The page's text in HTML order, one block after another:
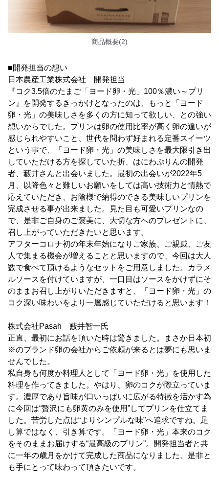
商品概要(2)
■開発担当の想い
日本農産工業株式会社 開発担当
『コク3.5倍のたまご「ヨード卵・光」100％濃い～プリ
ン』を開発するきっかけとなったのは、もっと「ヨード
卵・光」の美味しさを多くの方に知って欲しい、との強い
想いからでした。プリンは卵の使用比率が高く卵の違いが
感じられやすいこと、世代を問わず好まれる定番スイーツ
という事で、「ヨード卵・光」の美味しさを最大限引き出
していただける方を探していた折、はにわぷりんの開発
者、藪井さんと出会いました。最初の出会いが2022年5
月、以降色々と難しいお願いをしては高い技術力と情熱で
応えていただき、お陰様で納得のできる美味しいプリンを
完成させる事が出来ました。見た目も可愛いプリンなの
で、是非ご自身のご褒美に、大切な方へのプレゼントに、
召し上がっていただきたいと思います。
アフターコロナ初の年末年始になりご家族、ご親戚、ご友
人で集まる機会が増えることと思いますので、今回は大人
数で食べて頂けるようなセットをご用意しました。カラメ
ルソースを付けていますが、一口目はソースをかけずにそ
のままお召し上がりいただきますと、「ヨード卵・光」の
コク深い味わいをより一層感じていただけると思います！
株式会社Pasah 藪井智一氏
正直、最初にお話を頂いた時は驚きました。まさか日本初
※のブランド卵の会社からご依頼が来るとは夢にも思いま
せんでした。
私自身も何度か料理人として「ヨード卵・光」を使用した
料理を作ってきました。やはり、卵のコクが際立っていま
す。濃厚であり旨味が口いっぱいに広がる特徴を活かす為
に今回は“贅沢にも卵黄のみを使用”してプリンを仕立てま
した。苦労した点は“よりシンプルな味”へ追求ですね。足
し算ではなく、引き算です。「ヨード卵・光」本来のコク
をそのままお届けする“最高級のプリン”。開発担当者と共
に一年の歳月をかけて完成した商品になりました。是非と
も手にとって味わって頂きたいです。